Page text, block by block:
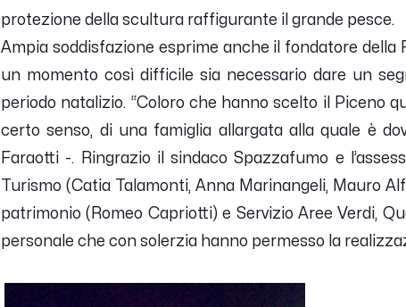
protezione della scultura raffigurante il grande pesce.
Ampia soddisfazione esprime anche il fondatore della
un momento così difficile sia necessario dare un
periodo natalizio. “Coloro che hanno scelto il Piceno
certo senso, di una famiglia allargata alla quale è
Faraotti -.
Ringrazio il sindaco Spazzafumo e
Turismo (Catia Talamonti, Anna Marinangeli, Mauro
patrimonio (Romeo Capriotti) e Servizio Aree Verdi,
personale che con solerzia hanno permesso la